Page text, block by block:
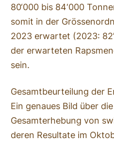
80‘000 bis 84‘000
somit in der
2023 erwartet (2023:
der erwarteten
sein.
Gesamtbeurteilung der
Ein genaues Bild über
Gesamterhebung von
deren Resultate im